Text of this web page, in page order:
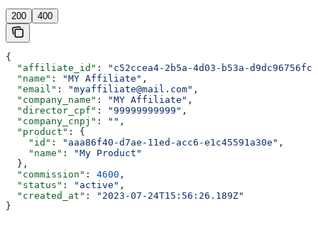
200 400
{
  "affiliate_id"
:
"c52ccea4-2b5a-4d03-b53a-
  "name"
: "MY Affiliate" ,
  "email"
: "myaffiliate@mail.com" ,
  "company_name"
: "MY Affiliate" ,
  "director_cpf"
: "99999999999" ,
  "company_cnpj"
: "" ,
  "product"
: {
    "id"
: "aaa86f40-d7ae-11ed-acc6-e1c45591a30e" ,
    "name"
:
"My Product"
  },
  "commission"
: 4600 ,
  "status"
: "active" ,
  "created_at"
:
"2023-07-24T15:56:26.189Z"
}